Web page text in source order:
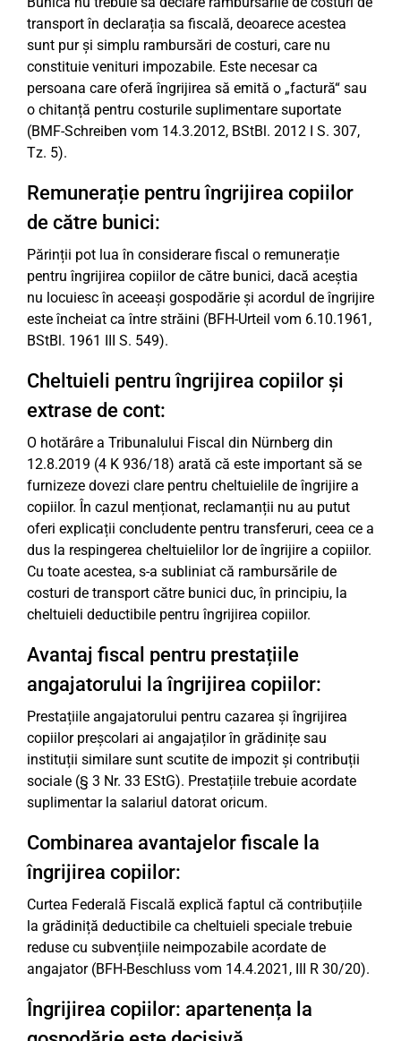
transport în declarația sa fiscală, deoarece acestea
sunt pur și simplu rambursări de costuri, care nu
constituie venituri impozabile. Este necesar ca
persoana care oferă îngrijirea să emită o „factură“ sau
o chitanță pentru costurile suplimentare suportate
(BMF-Schreiben vom 14.3.2012, BStBl. 2012 I S. 307,
Tz. 5).
Remunerație pentru îngrijirea copiilor
de către bunici:
Părinții pot lua în considerare fiscal o remunerație
pentru îngrijirea copiilor de către bunici, dacă aceștia
nu locuiesc în aceeași gospodărie și acordul de îngrijire
este încheiat ca între străini (BFH-Urteil vom 6.10.1961,
BStBl. 1961 III S. 549).
Cheltuieli pentru îngrijirea copiilor și
extrase de cont:
O hotărâre a Tribunalului Fiscal din Nürnberg din
12.8.2019 (4 K 936/18) arată că este important să se
furnizeze dovezi clare pentru cheltuielile de îngrijire a
copiilor. În cazul menționat, reclamanții nu au putut
oferi explicații concludente pentru transferuri, ceea ce a
dus la respingerea cheltuielilor lor de îngrijire a copiilor.
Cu toate acestea, s-a subliniat că rambursările de
costuri de transport către bunici duc, în principiu, la
cheltuieli deductibile pentru îngrijirea copiilor.
Avantaj fiscal pentru prestațiile
angajatorului la îngrijirea copiilor:
Prestațiile angajatorului pentru cazarea și îngrijirea
copiilor preșcolari ai angajaților în grădinițe sau
instituții similare sunt scutite de impozit și contribuții
sociale (§ 3 Nr. 33 EStG). Prestațiile trebuie acordate
suplimentar la salariul datorat oricum.
Combinarea avantajelor fiscale la
îngrijirea copiilor:
Curtea Federală Fiscală explică faptul că contribuțiile
la grădiniță deductibile ca cheltuieli speciale trebuie
reduse cu subvențiile neimpozabile acordate de
angajator (BFH-Beschluss vom 14.4.2021, III R 30/20).
Îngrijirea copiilor: apartenența la